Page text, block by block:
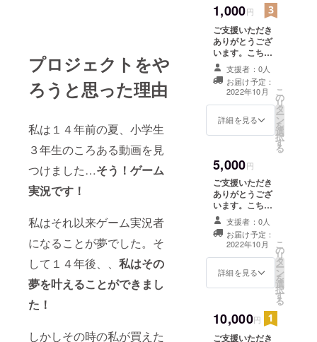
プロジェクトをや
ろうと思った理由
私は１４年前の夏、小学生
３年生のころある動画を見
つけました…そう！ゲーム
実況です！
私はそれ以来ゲーム実況者
になることが夢でした。そ
して１４年後、、 私はその
夢を叶えることができまし
た！
しかしその時の私が買えた
ければなと
思います！
今ならまだ
古参を名乗
れます！ど
うか私と一
緒に歩んで
いきましょ
う！
スをお願いいた
します。 DMで
はTwitter名を教
えていただけれ
ばフォローと
メッセージを送
らさせていただ
きます。
1,000円
ご支援いただき
ありがとうござ
います。こちら
のプランの内容
はご支援してい
ただいたご支援
者様の名前を投
稿動画のエン
ディングに画面
備考欄のほうに
希望される名前
を記載していた
だきますようお
願いいたしま
す。
支援者：0人
お届け予定：
2022年10月
詳細を見る
こ
の
リ
タ
ー
ン
を
選
択
す
る
5,000円
ご支援いただき
ありがとうござ
います。こちら
のプランの内容
はご支援してい
ただいたご支援
者様の名前を投
稿動画のエン
ディングに記載
別エンディング
を用意しおひと
支援者：0人
お届け予定：
2022年10月
詳細を見る
こ
の
リ
タ
ー
ン
を
選
択
す
る
10,000円
ご支援いただき